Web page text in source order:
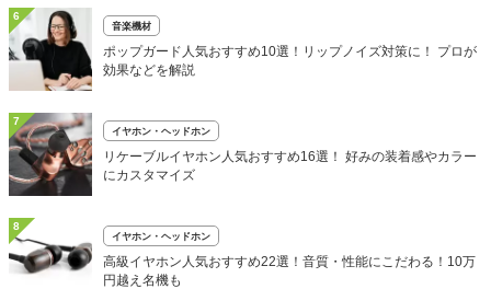
6
音楽機材
ポップガード人気おすすめ10選！リップノイズ対策に！ プロが
効果などを解説
7
イヤホン・ヘッドホン
リケーブルイヤホン人気おすすめ16選！ 好みの装着感やカラー
にカスタマイズ
8
イヤホン・ヘッドホン
高級イヤホン人気おすすめ22選！音質・性能にこだわる！10万
円越え名機も